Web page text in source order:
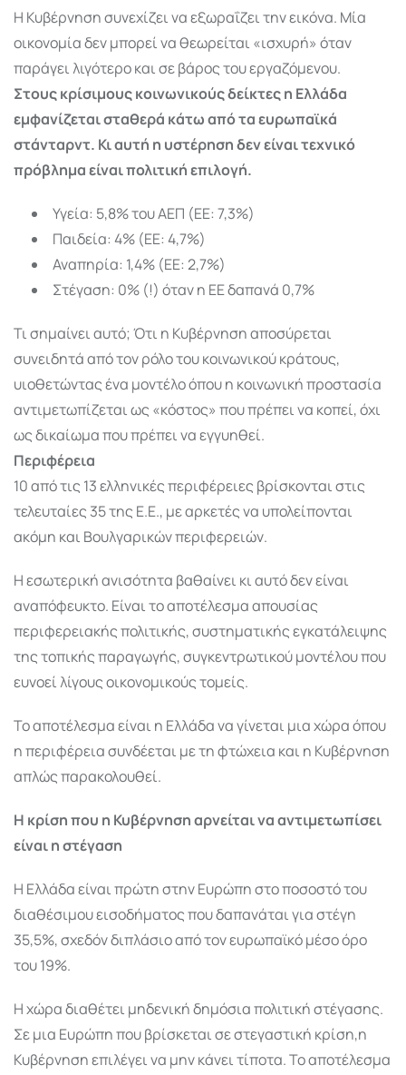
Η Κυβέρνηση συνεχίζει να εξωραΐζει την εικόνα. Μία
οικονομία δεν μπορεί να θεωρείται «ισχυρή» όταν
παράγει λιγότερο και σε βάρος του εργαζόμενου.
Στους κρίσιμους κοινωνικούς δείκτες η Ελλάδα
εμφανίζεται σταθερά κάτω από τα ευρωπαϊκά
στάνταρντ. Κι αυτή η υστέρηση δεν είναι τεχνικό
πρόβλημα είναι πολιτική επιλογή.
Υγεία: 5,8% του ΑΕΠ (ΕΕ: 7,3%)
Παιδεία: 4% (ΕΕ: 4,7%)
Αναπηρία: 1,4% (ΕΕ: 2,7%)
Στέγαση: 0% (!) όταν η ΕΕ δαπανά 0,7%
Τι σημαίνει αυτό; Ότι η Κυβέρνηση αποσύρεται
συνειδητά από τον ρόλο του κοινωνικού κράτους,
υιοθετώντας ένα μοντέλο όπου η κοινωνική προστασία
αντιμετωπίζεται ως «κόστος» που πρέπει να κοπεί, όχι
ως δικαίωμα που πρέπει να εγγυηθεί.
Περιφέρεια
10 από τις 13 ελληνικές περιφέρειες βρίσκονται στις
τελευταίες 35 της Ε.Ε., με αρκετές να υπολείπονται
ακόμη και Βουλγαρικών περιφερειών.
Η εσωτερική ανισότητα βαθαίνει κι αυτό δεν είναι
αναπόφευκτο. Είναι το αποτέλεσμα απουσίας
περιφερειακής πολιτικής, συστηματικής εγκατάλειψης
της τοπικής παραγωγής, συγκεντρωτικού μοντέλου που
ευνοεί λίγους οικονομικούς τομείς.
Το αποτέλεσμα είναι η Ελλάδα να γίνεται μια χώρα όπου
η περιφέρεια συνδέεται με τη φτώχεια και η Κυβέρνηση
απλώς παρακολουθεί.
Η κρίση που η Κυβέρνηση αρνείται να αντιμετωπίσει
είναι η στέγαση
Η Ελλάδα είναι πρώτη στην Ευρώπη στο ποσοστό του
διαθέσιμου εισοδήματος που δαπανάται για στέγη
35,5%, σχεδόν διπλάσιο από τον ευρωπαϊκό μέσο όρο
του 19%.
Η χώρα διαθέτει μηδενική δημόσια πολιτική στέγασης.
Σε μια Ευρώπη που βρίσκεται σε στεγαστική κρίση,η
Κυβέρνηση επιλέγει να μην κάνει τίποτα. Το αποτέλεσμα